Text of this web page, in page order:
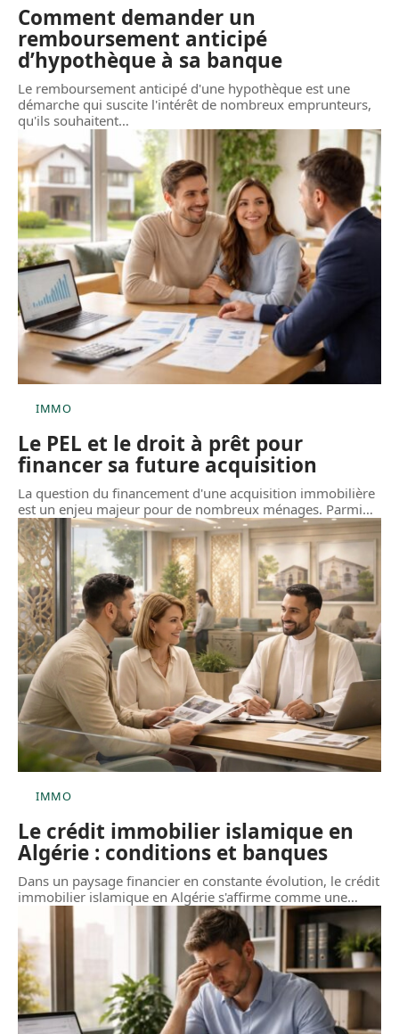
Comment demander un
remboursement anticipé
d’hypothèque à sa banque
Le remboursement anticipé d'une hypothèque est une
démarche qui suscite l'intérêt de nombreux emprunteurs,
qu'ils souhaitent…
IMMO
Le PEL et le droit à prêt pour
financer sa future acquisition
La question du financement d'une acquisition immobilière
est un enjeu majeur pour de nombreux ménages. Parmi…
IMMO
Le crédit immobilier islamique en
Algérie : conditions et banques
Dans un paysage financier en constante évolution, le crédit
immobilier islamique en Algérie s'affirme comme une…